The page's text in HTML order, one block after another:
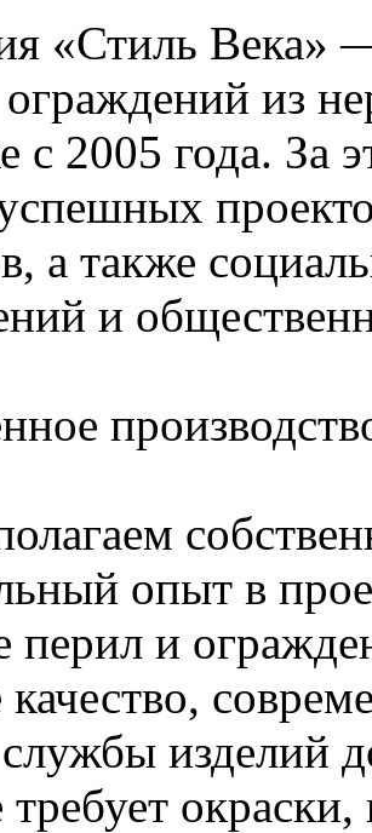
«Стиль Века»
из
с 2005 года. За
а также
и
опыт в
перил и
изделий
требует